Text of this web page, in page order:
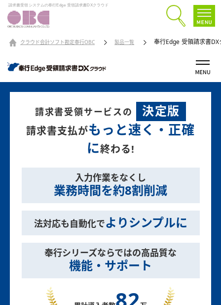
請求書受領システムの奉行Edge 受領請求書DXクラウド
クラウド会計ソフト勘定奉行OBC 製品一覧 奉行Edge 受領請求書DX
請求書受領サービスの 決定版
請求書支払がもっと速く・正確
に終わる!
入力作業をなくし
業務時間を約8割削減
法対応も自動化でよりシンプルに
奉行シリーズならではの高品質な
機能・サポート